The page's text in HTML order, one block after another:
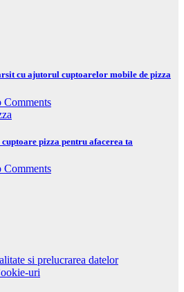
cu ajutorul cuptoarelor mobile de pizza
Comments
pizza pentru afacerea ta
Comments
si prelucrarea datelor
uri